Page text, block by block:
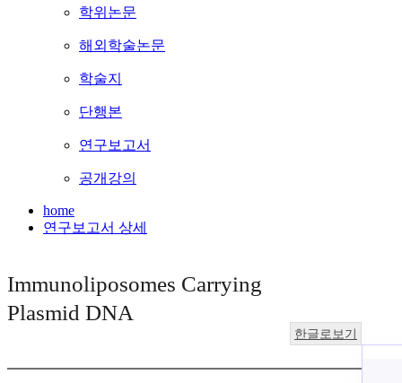
학위논문
해외학술논문
학술지
단행본
연구보고서
공개강의
home
연구보고서 상세
Immunoliposomes Carrying
Plasmid DNA
한글로보기